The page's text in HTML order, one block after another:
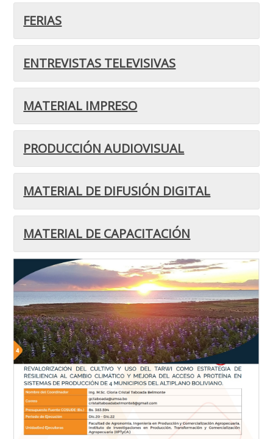
FERIAS
ENTREVISTAS TELEVISIVAS
MATERIAL IMPRESO
PRODUCCIÓN AUDIOVISUAL
MATERIAL DE DIFUSIÓN DIGITAL
MATERIAL DE CAPACITACIÓN